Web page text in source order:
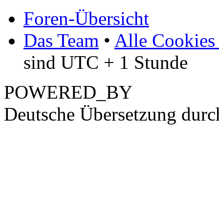
Foren-Übersicht
Das Team • Alle Cookies
sind UTC + 1 Stunde
POWERED_BY
Deutsche Übersetzung